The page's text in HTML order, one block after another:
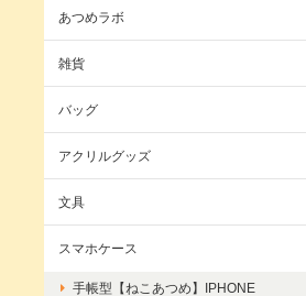
あつめラボ
雑貨
バッグ
アクリルグッズ
文具
スマホケース
手帳型【ねこあつめ】IPHONE